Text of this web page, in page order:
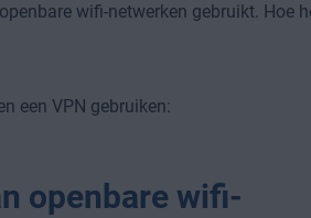
wifi-netwerken gebruikt. Hoe
een VPN gebruiken:
openbare wifi-